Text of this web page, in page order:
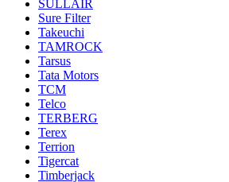
SULLAIR
Sure Filter
Takeuchi
TAMROCK
Tarsus
Tata Motors
TCM
Telco
TERBERG
Terex
Terrion
Tigercat
Timberjack